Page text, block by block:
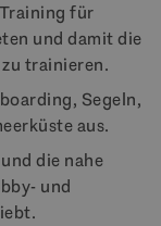
für
und damit die
trainieren.
Segeln,
aus.
die nahe
und